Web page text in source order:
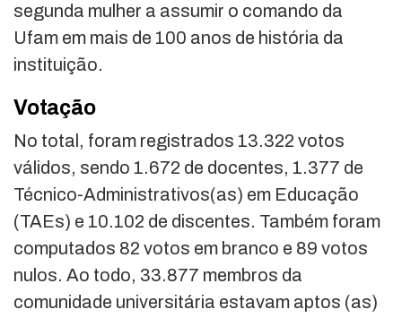
segunda mulher a assumir o comando da
Ufam em mais de 100 anos de história da
instituição.
Votação
No total, foram registrados 13.322 votos
válidos, sendo 1.672 de docentes, 1.377 de
Técnico-Administrativos(as) em Educação
(TAEs) e 10.102 de discentes. Também foram
computados 82 votos em branco e 89 votos
nulos. Ao todo, 33.877 membros da
comunidade universitária estavam aptos (as)